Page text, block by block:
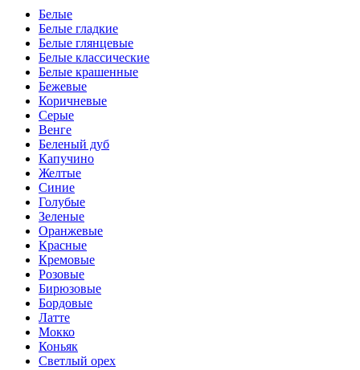
Белые
Белые гладкие
Белые глянцевые
Белые классические
Белые крашенные
Бежевые
Коричневые
Серые
Венге
Беленый дуб
Капучино
Желтые
Синие
Голубые
Зеленые
Оранжевые
Красные
Кремовые
Розовые
Бирюзовые
Бордовые
Латте
Мокко
Коньяк
Светлый орех